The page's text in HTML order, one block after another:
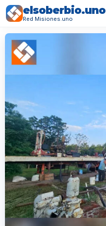
elsoberbio.uno
Red Misiones.uno